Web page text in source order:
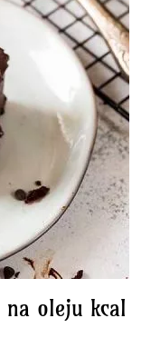
na oleju kcal